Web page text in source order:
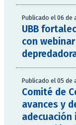
Publicado el 06 de
UBB
con
Publicado el 05 de
Comité de
avances y